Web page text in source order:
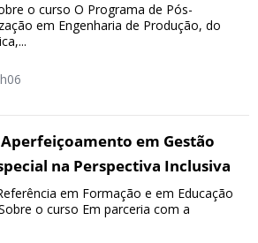
o curso O Programa de Pós-
em Engenharia de Produção, do
em Gestão
na Perspectiva Inclusiva
em Formação e em Educação
o curso Em parceria com a